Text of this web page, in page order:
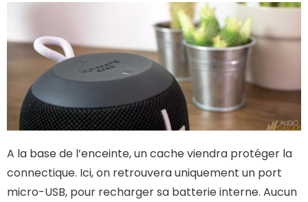
A la base de l’enceinte, un cache viendra protéger la
connectique. Ici, on retrouvera uniquement un port
micro-USB, pour recharger sa batterie interne. Aucun